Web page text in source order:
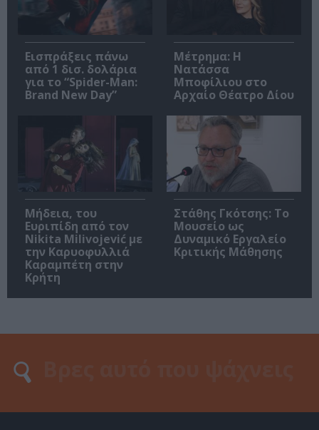
Εισπράξεις πάνω
από 1 δισ. δολάρια
για το “Spider-Man:
Brand New Day”
Μέτρημα: Η
Νατάσσα
Μποφίλιου στο
Αρχαίο Θέατρο Δίου
Μήδεια, του
Ευριπίδη από τον
Nikita Milivojević με
την Καρυοφυλλιά
Καραμπέτη στην
Κρήτη
Στάθης Γκότσης: Το
Μουσείο ως
Δυναμικό Εργαλείο
Κριτικής Μάθησης